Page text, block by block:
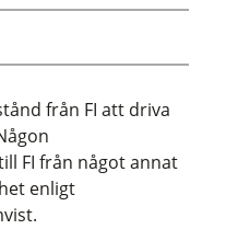
från FI att driva
FI från något annat
enligt